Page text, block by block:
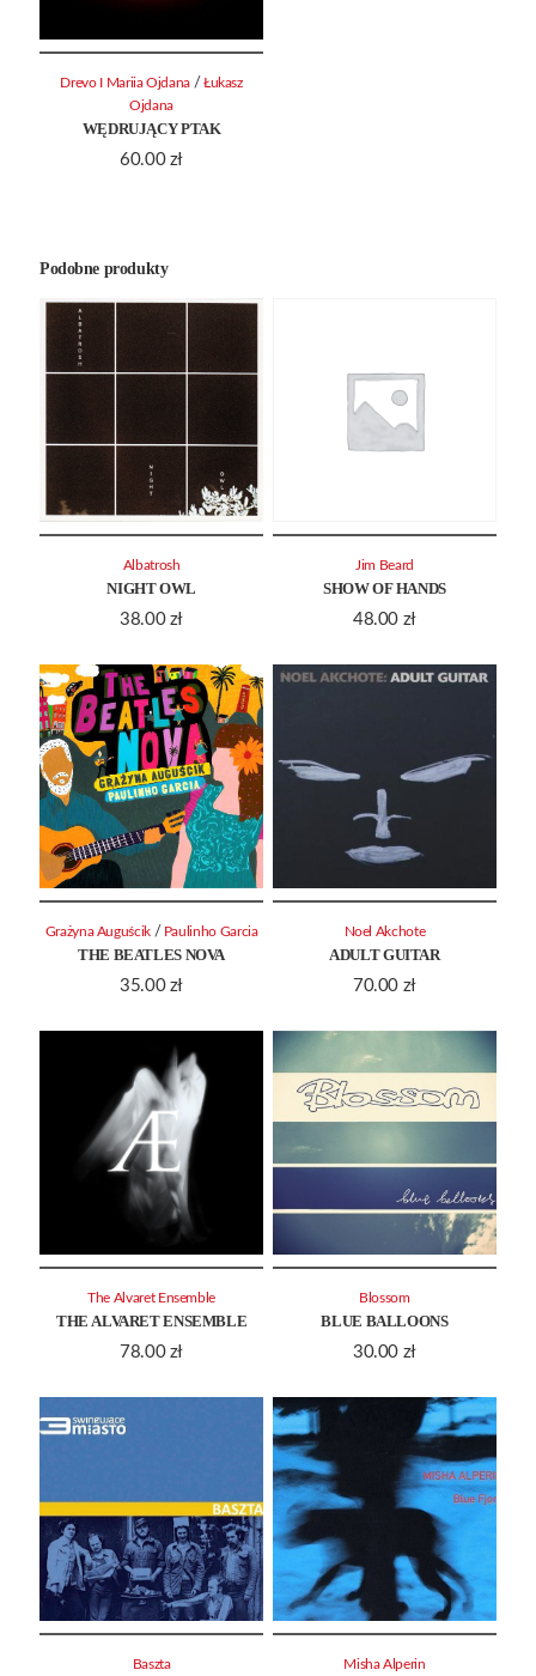
WĘDRUJĄCY PTAK
60.00 zł
Drevo I Mariia Ojdana / Łukasz
Ojdana
Podobne produkty
NIGHT OWL
38.00 zł
Albatrosh
SHOW OF HANDS
48.00 zł
Jim Beard
THE BEATLES NOVA
35.00 zł
Grażyna Auguścik / Paulinho Garcia
ADULT GUITAR
70.00 zł
Noel Akchote
THE ALVARET ENSEMBLE
78.00 zł
The Alvaret Ensemble
BLUE BALLOONS
30.00 zł
Blossom
Baszta Misha Alperin